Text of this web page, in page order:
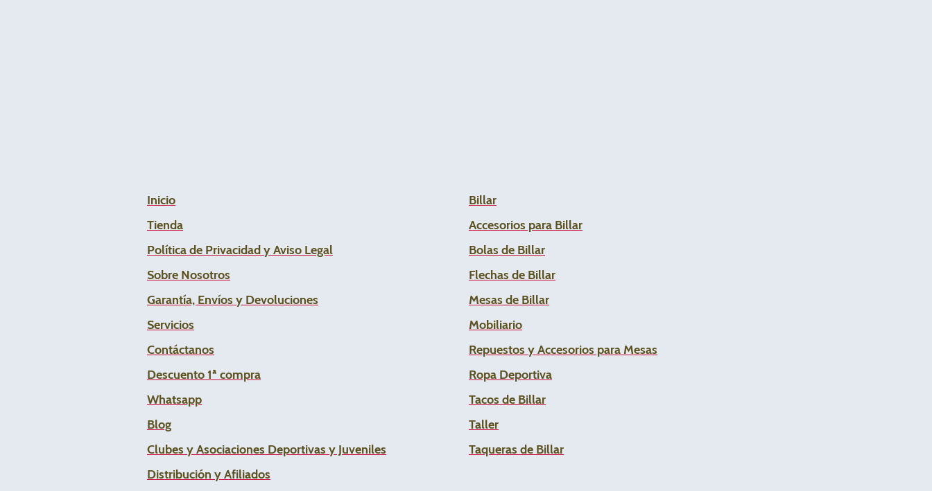
Inicio
Tienda
Política de Privacidad y Aviso Legal
Sobre Nosotros
Garantía, Envíos y Devoluciones
Servicios
Contáctanos
Descuento 1ª compra
Whatsapp
Blog
Clubes y Asociaciones Deportivas y Juveniles
Distribución y Afiliados
Billar
Accesorios para Billar
Bolas de Billar
Flechas de Billar
Mesas de Billar
Mobiliario
Repuestos y Accesorios para Mesas
Ropa Deportiva
Tacos de Billar
Taller
Taqueras de Billar